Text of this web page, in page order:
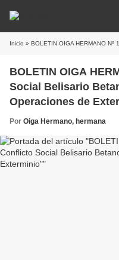
Inicio » BOLETIN OIGA HERMANO Nº 130 : "Al
BOLETIN OIGA HERMANO Nº 130 : "Al Conflicto
Social Belisario
Operaciones de
Por Oiga Hermano, hermana